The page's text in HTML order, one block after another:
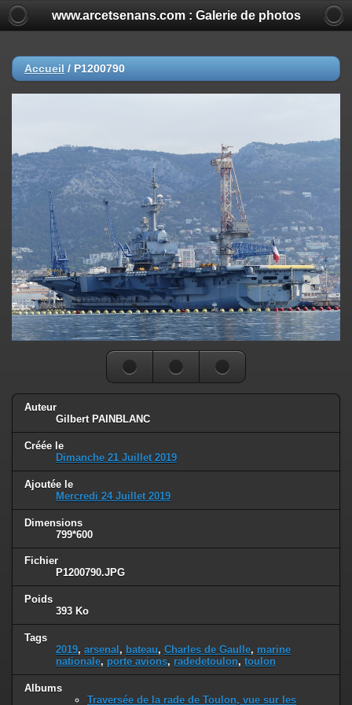
www.arcetsenans.com : Galerie de photos
Accueil / P1200790
Auteur
Gilbert PAINBLANC
Créée le
Dimanche 21 Juillet 2019
Ajoutée le
Mercredi 24 Juillet 2019
Dimensions
799*600
Fichier
P1200790.JPG
Poids
393 Ko
Tags
2019, arsenal , bateau, Charles de Gaulle, marine
nationale, porte avions, radedetoulon, toulon
Albums
Traversée de la rade de Toulon, vue sur les